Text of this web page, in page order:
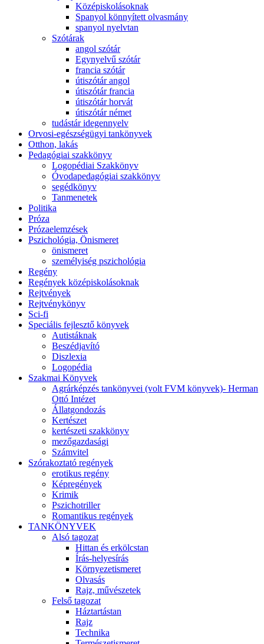
Középiskolásoknak
Spanyol könnyített olvasmány
spanyol nyelvtan
Szótárak
angol szótár
Egynyelvű szótár
francia szótár
útiszótár angol
útiszótár francia
útiszótár horvát
útiszótár német
tudástár idegennyelv
Orvosi-egészségügyi tankönyvek
Otthon, lakás
Pedagógiai szakkönyv
Logopédiai Szakkönyv
Óvodapedagógiai szakkönyv
segédkönyv
Tanmenetek
Politika
Próza
Prózaelemzések
Pszichológia, Önismeret
önismeret
személyiség pszichológia
Regény
Regények középiskolásoknak
Rejtvények
Rejtvénykönyv
Sci-fi
Speciális fejlesztő könyvek
Autistáknak
Beszédjavító
Diszlexia
Logopédia
Szakmai Könyvek
Agrárképzés tankönyvei (volt FVM könyvek)- Herman
Ottó Intézet
Állatgondozás
Kertészet
kertészeti szakkönyv
mezőgazdasági
Számvitel
Szórakoztató regények
erotikus regény
Képregények
Krimik
Pszichotriller
Romantikus regények
TANKÖNYVEK
Alsó tagozat
Hittan és erkölcstan
Írás-helyesírás
Környezetismeret
Olvasás
Rajz, művészetek
Felső tagozat
Háztartástan
Rajz
Technika